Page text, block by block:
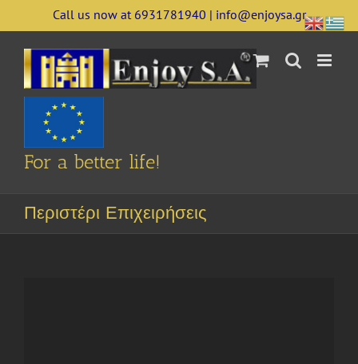
to
content
Call us now at 6931781940 | info@enjoysa.gr
For a better life!
Περιστέρι Επιχειρήσεις